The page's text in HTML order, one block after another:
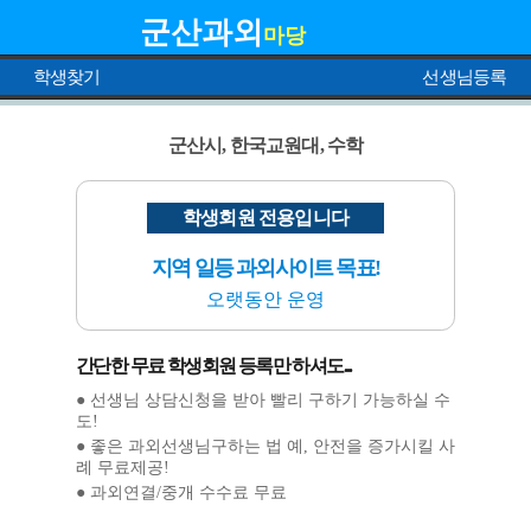
군산과외 마당
학생찾기 선생님등록
군산시, 한국교원대, 수학
학생회원 전용입니다
지역 일등 과외사이트 목표!
오랫동안 운영
간단한 무료 학생회원 등록만 하셔도...
● 선생님 상담신청을 받아 빨리 구하기 가능하실 수
도!
● 좋은 과외선생님구하는 법 예, 안전을 증가시킬 사
례 무료제공!
● 과외연결/중개 수수료 무료